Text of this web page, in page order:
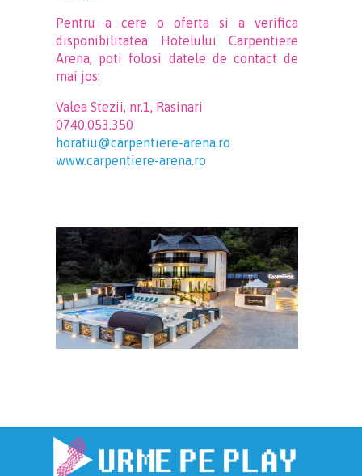
Pentru a cere o oferta si a verifica
disponibilitatea Hotelului Carpentiere
Arena, poti folosi datele de contact de
mai jos:
Valea Stezii, nr.1, Rasinari
0740.053.350
horatiu@carpentiere-arena.ro
www.carpentiere-arena.ro